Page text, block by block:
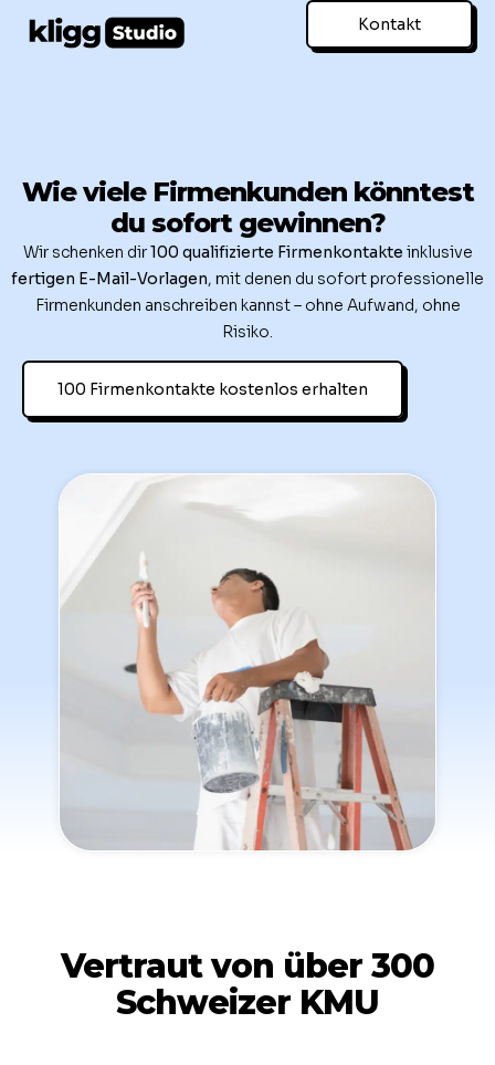
Kontakt
Wie viele Firmenkunden könntest
du sofort gewinnen?
Wir schenken dir100 qualifizierte Firmenkontakte inklusive
fertigen E-Mail-Vorlagen, mit denen du sofort professionelle
Firmenkunden anschreiben kannst – ohne Aufwand, ohne
Risiko.
100 Firmenkontakte kostenlos erhalten
Vertraut von über 300
Schweizer KMU